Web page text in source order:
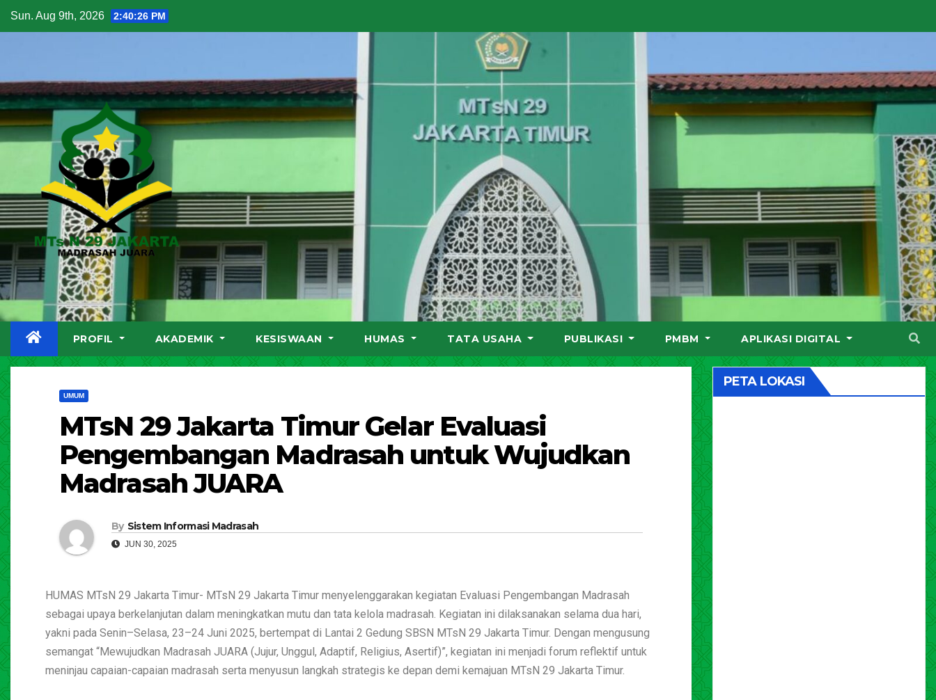
Sun. Aug 9th, 2026 2:40:27 PM
PROFIL AKADEMIK KESISWAAN HUMAS TATA USAHA PUBLIKASI PMBM APLIKASI DIGITAL
UMUM
MTsN 29 Jakarta Timur Gelar Evaluasi
Pengembangan Madrasah untuk Wujudkan
Madrasah JUARA
By Sistem Informasi Madrasah
JUN 30, 2025
HUMAS MTsN 29 Jakarta Timur- MTsN 29 Jakarta Timur menyelenggarakan kegiatan Evaluasi Pengembangan Madrasah
sebagai upaya berkelanjutan dalam meningkatkan mutu dan tata kelola madrasah. Kegiatan ini dilaksanakan selama dua hari,
yakni pada Senin–Selasa, 23–24 Juni 2025, bertempat di Lantai 2 Gedung SBSN MTsN 29 Jakarta Timur. Dengan mengusung
semangat “Mewujudkan Madrasah JUARA (Jujur, Unggul, Adaptif, Religius, Asertif)”, kegiatan ini menjadi forum reflektif untuk
meninjau capaian-capaian madrasah serta menyusun langkah strategis ke depan demi kemajuan MTsN 29 Jakarta Timur.
PETA LOKASI